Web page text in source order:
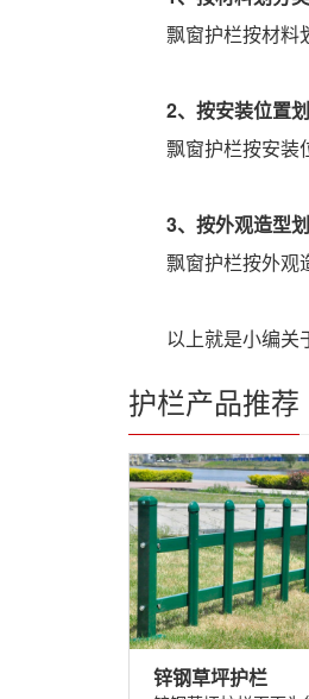
飘窗护栏按材料划
2、按安装位置
飘窗护栏按安装位
3、按外观造型
飘窗护栏按外观造
以上就是小编关于
护栏产品推荐
锌钢草坪护栏